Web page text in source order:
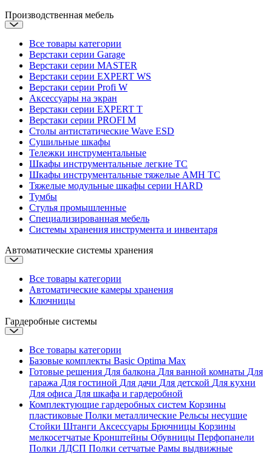
Производственная мебель
Все товары категории
Верстаки серии Garage
Верстаки серии MASTER
Верстаки серии EXPERT WS
Верстаки серии Profi W
Аксессуары на экран
Верстаки серии EXPERT T
Верстаки серии PROFI M
Столы антистатические Wave ESD
Cушильные шкафы
Тележки инструментальные
Шкафы инструментальные легкие ТС
Шкафы инструментальные тяжелые AMH TC
Тяжелые модульные шкафы серии HARD
Тумбы
Стулья промышленные
Cпециализированная мебель
Системы хранения инструмента и инвентаря
Автоматические системы хранения
Все товары категории
Автоматические камеры хранения
Ключницы
Гардеробные системы
Все товары категории
Базовые комплекты Basic Optima Max
Готовые решения Для балкона Для ванной комнаты Для
гаража Для гостиной Для дачи Для детской Для кухни
Для офиса Для шкафа и гардеробной
Комплектующие гардеробных систем Корзины
пластиковые Полки металлические Рельсы несущие
Стойки Штанги Аксессуары Брючницы Корзины
мелкосетчатые Кронштейны Обувницы Перфопанели
Полки ЛДСП Полки сетчатые Рамы выдвижные